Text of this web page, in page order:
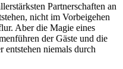
Partnerschaften an
nicht im Vorbeigehen
Aber die Magie eines
der Gäste und die
entstehen niemals durch